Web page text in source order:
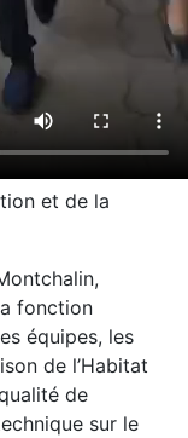
et de la
fonction
équipes, les
de l’Habitat
de
sur le